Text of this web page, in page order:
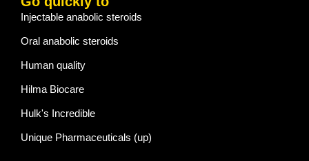
Injectable anabolic steroids
Oral anabolic steroids
Human quality
Hilma Biocare
Hulk's Incredible
Unique Pharmaceuticals (up)